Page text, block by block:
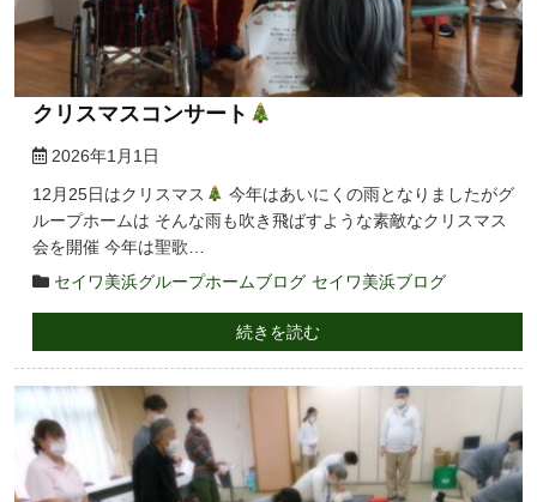
クリスマスコンサート
2026年1月1日
12月25日はクリスマス
今年はあいにくの雨となりましたがグ
ループホームは そんな雨も吹き飛ばすような素敵なクリスマス
会を開催 今年は聖歌…
セイワ美浜グループホームブログ セイワ美浜ブログ
続きを読む